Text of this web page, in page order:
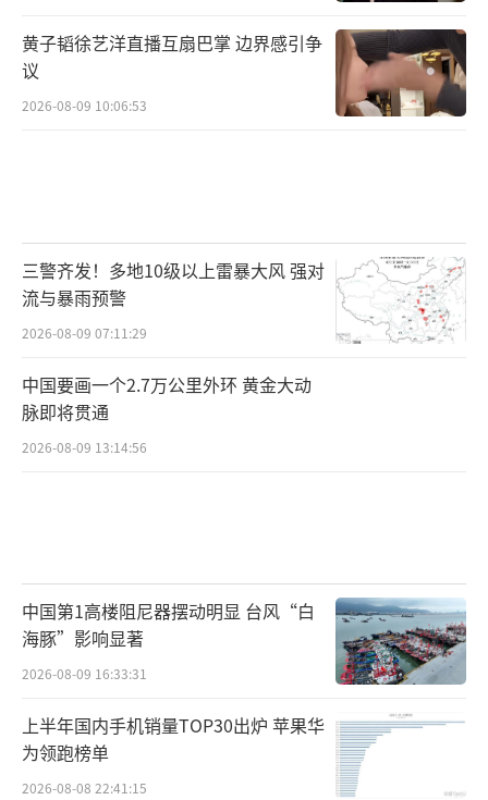
黄子韬徐艺洋直播互扇巴掌 边界感引争
议
2026-08-09 10:06:53
三警齐发！多地10级以上雷暴大风 强对
流与暴雨预警
2026-08-09 07:11:29
中国要画一个2.7万公里外环 黄金大动
脉即将贯通
2026-08-09 13:14:56
中国第1高楼阻尼器摆动明显 台风“白
海豚”影响显著
2026-08-09 16:33:31
上半年国内手机销量TOP30出炉 苹果华
为领跑榜单
2026-08-08 22:41:15